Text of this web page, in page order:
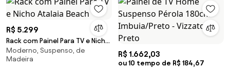
R$ 5.299
Rack com Painel Para TV e Nicho
Atalaia Beach
Moderno, Suspenso, de
Madeira
R$ 1.662,03
ou 10 tempo de R$ 184,67